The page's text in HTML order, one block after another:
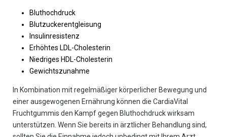
Bluthochdruck
Blutzuckerentgleisung
Insulinresistenz
Erhöhtes LDL-Cholesterin
Niedriges HDL-Cholesterin
Gewichtszunahme
In Kombination mit regelmäßiger körperlicher Bewegung und
einer ausgewogenen Ernährung können die CardiaVital
Fruchtgummis den Kampf gegen Bluthochdruck wirksam
unterstützen. Wenn Sie bereits in ärztlicher Behandlung sind,